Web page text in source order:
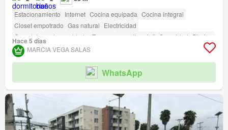
Estacionamiento Internet Cocina equipada Cocina integral
Closet empotrado Gas natural Electricidad
Completamente amoblado
Terraza amenity_wi_fi Seguridad Piscina
Jardín Conserje Parilla Caseta de vigilancia
Hace 5 días
MARCIA VEGA SALAS
WhatsApp